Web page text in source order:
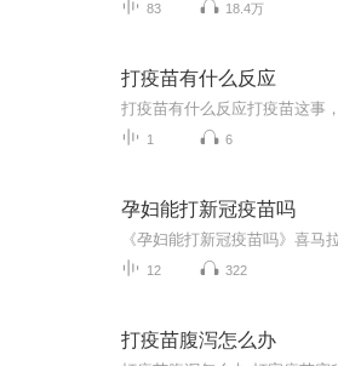
83 18.4万
打疫苗有什么反应
1 6
孕妇能打新冠疫苗吗
12 322
打疫苗腹泻怎么办